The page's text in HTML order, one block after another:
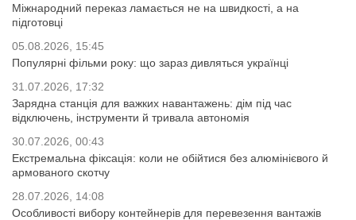
Міжнародний переказ ламається не на швидкості, а на
підготовці
05.08.2026, 15:45
Популярні фільми року: що зараз дивляться українці
31.07.2026, 17:32
Зарядна станція для важких навантажень: дім під час
відключень, інструменти й тривала автономія
30.07.2026, 00:43
Екстремальна фіксація: коли не обійтися без алюмінієвого й
армованого скотчу
28.07.2026, 14:08
Особливості вибору контейнерів для перевезення вантажів